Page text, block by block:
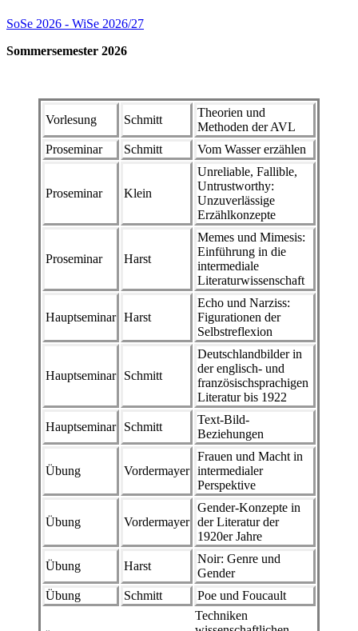
SoSe 2026 - WiSe 2026/27
Sommersemester 2026
Vorlesung Schmitt
Theorien und
Methoden der AVL
Proseminar
Schmitt Vom Wasser erzählen
Proseminar Klein
Unreliable, Fallible,
Untrustworthy:
Unzuverlässige
Erzählkonzepte
Proseminar Harst
Memes und Mimesis:
Einführung in die
intermediale
Literaturwissenschaft
Hauptseminar Harst
Echo und Narziss:
Figurationen der
Selbstreflexion
Hauptseminar Schmitt
Deutschlandbilder in
der englisch- und
französischsprachigen
Literatur bis 1922
Hauptseminar Schmitt
Text-Bild-
Beziehungen
Übung Vordermayer
Frauen und Macht in
intermedialer
Perspektive
Übung Vordermayer
Gender-Konzepte in
der Literatur der
1920er Jahre
Übung Harst
Noir: Genre und
Gender
Übung
Schmitt Poe und Foucault
Techniken